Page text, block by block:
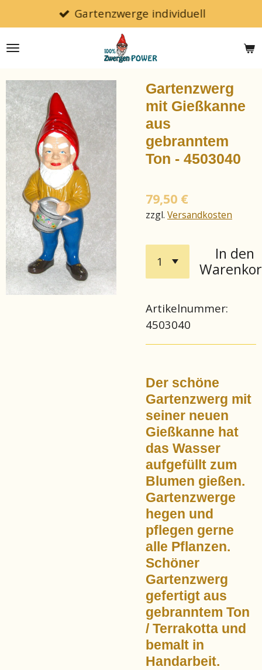
Hauptinhalt
springen
Gartenzwerge individuell
Gartenzwerg
mit Gießkanne
aus
gebranntem
Ton - 4503040
79,50 €
zzgl. Versandkosten
In den
Artikelnummer:
4503040
Der schöne
Gartenzwerg mit
seiner neuen
Gießkanne hat
das Wasser
aufgefüllt zum
Blumen gießen.
Gartenzwerge
hegen und
pflegen gerne
alle Pflanzen.
Schöner
Gartenzwerg
gefertigt aus
gebranntem Ton
/ Terrakotta und
bemalt in
Handarbeit.